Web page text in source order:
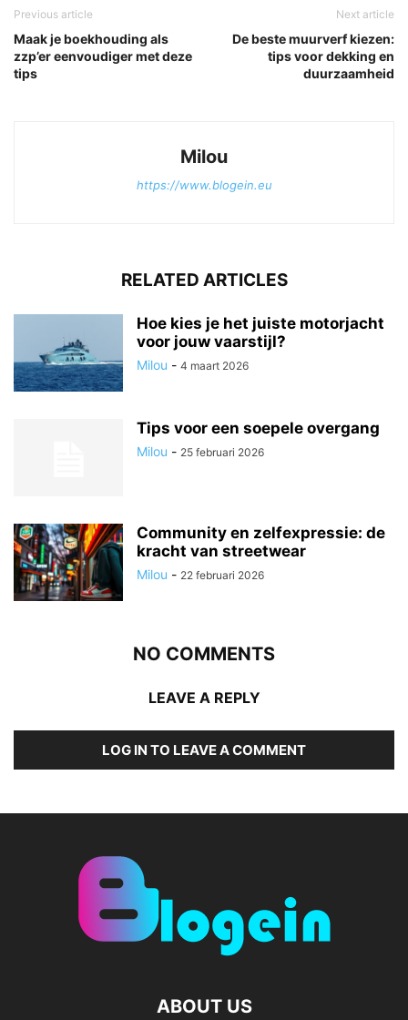
Previous article
Maak je boekhouding als
zzp’er eenvoudiger met deze
tips
Next article
De beste muurverf kiezen:
tips voor dekking en
duurzaamheid
Milou
https://www.blogein.eu
RELATED ARTICLES
Hoe kies je het juiste motorjacht
voor jouw vaarstijl?
Milou - 4 maart 2026
Tips voor een soepele overgang
Milou - 25 februari 2026
Community en zelfexpressie: de
kracht van streetwear
Milou - 22 februari 2026
NO COMMENTS
LEAVE A REPLY
LOG IN TO LEAVE A COMMENT
ABOUT US